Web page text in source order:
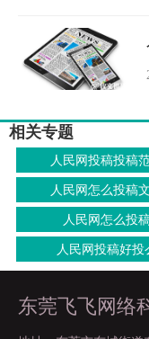
相关专题
人民网投稿投稿
人民网怎么投稿
人民网怎么投
人民网投稿好投
东莞飞飞网络